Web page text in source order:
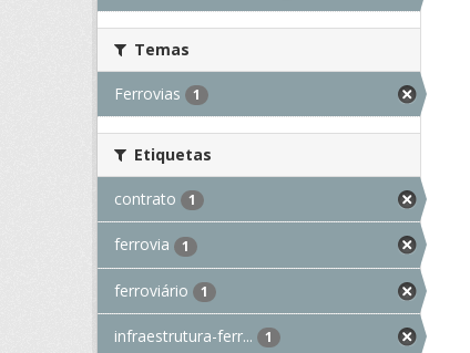
Temas
Ferrovias 1
Etiquetas
contrato 1
ferrovia 1
ferroviário 1
infraestrutura-ferr... 1